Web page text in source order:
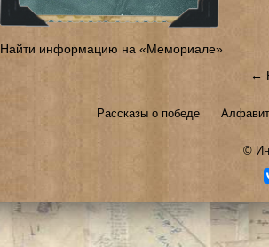
Найти информацию на «Мемориале»
←
Рассказы о победе
©